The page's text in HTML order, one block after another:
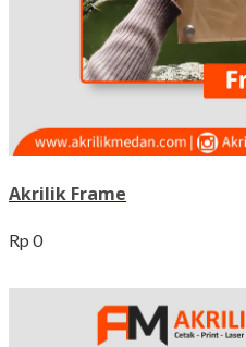
Akrilik Frame
Rp 0